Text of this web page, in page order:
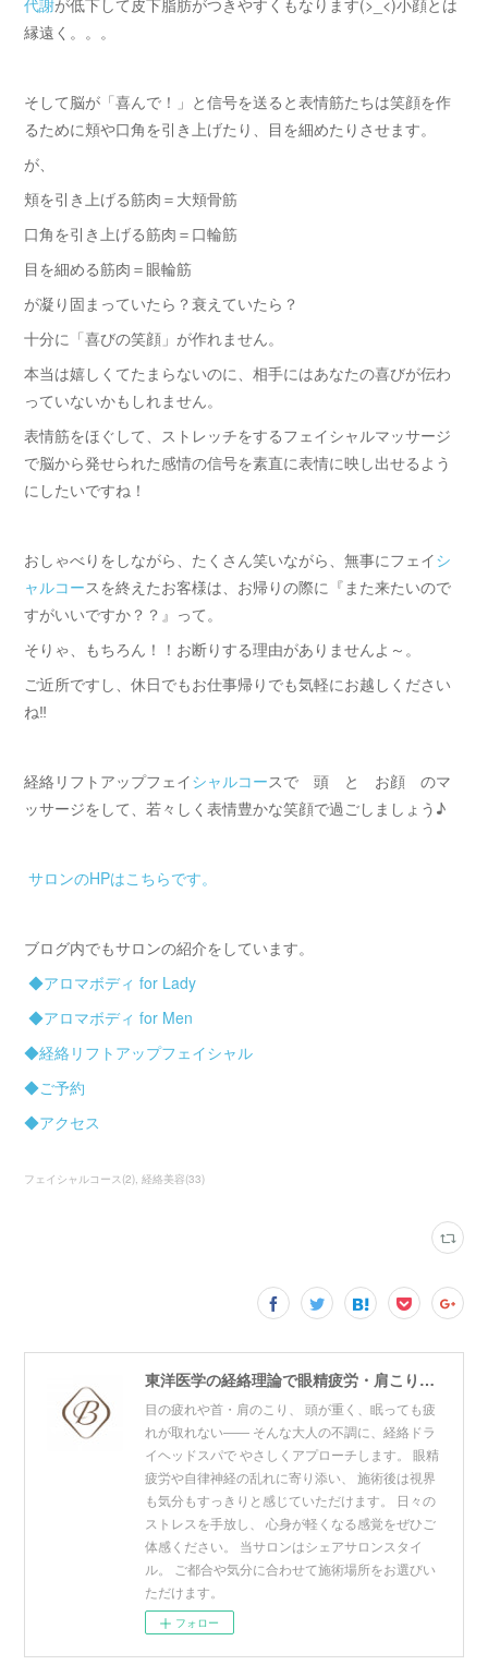
代謝が低下して皮下脂肪がつきやすくもなります(>_<)小顔とは
縁遠く。。。
そして脳が「喜んで！」と信号を送ると表情筋たちは笑顔を作
るために頬や口角を引き上げたり、目を細めたりさせます。
が、
頬を引き上げる筋肉＝大頬骨筋
口角を引き上げる筋肉＝口輪筋
目を細める筋肉＝眼輪筋
が凝り固まっていたら？衰えていたら？
十分に「喜びの笑顔」が作れません。
本当は嬉しくてたまらないのに、相手にはあなたの喜びが伝わ
っていないかもしれません。
表情筋をほぐして、ストレッチをするフェイシャルマッサージ
で脳から発せられた感情の信号を素直に表情に映し出せるよう
にしたいですね！
おしゃべりをしながら、たくさん笑いながら、無事にフェイシ
ャルコースを終えたお客様は、お帰りの際に『また来たいので
すがいいですか？？』って。
そりゃ、もちろん！！お断りする理由がありませんよ～。
ご近所ですし、休日でもお仕事帰りでも気軽にお越しください
ね‼
経絡リフトアップフェイシャルコースで 頭 と お顔 のマ
ッサージをして、若々しく表情豊かな笑顔で過ごしましょう♪
サロンのHPはこちらです。
ブログ内でもサロンの紹介をしています。
◆アロマボディ for Lady
◆アロマボディ for Men
◆経絡リフトアップフェイシャル
◆ご予約
◆アクセス
フェイシャルコース(2) 経絡美容(33)
東洋医学の経絡理論で眼精疲労・肩こり・リフトアップをケア。青山・赤坂・東神田の3拠点展開プライベートサロン。寝ても取れない疲れ・頭の重だるさにお悩みの方はご相談ください。
目の疲れや首・肩のこり、 頭が重く、眠っても疲
れが取れない―― そんな大人の不調に、経絡ドラ
イヘッドスパで やさしくアプローチします。 眼精
疲労や自律神経の乱れに寄り添い、 施術後は視界
も気分もすっきりと感じていただけます。 日々の
ストレスを手放し、 心身が軽くなる感覚をぜひご
体感ください。 当サロンはシェアサロンスタイ
ル。 ご都合や気分に合わせて施術場所をお選びい
ただけます。
フォロー